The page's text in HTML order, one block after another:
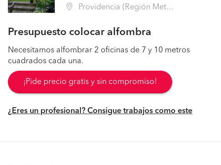
Providencia (Región Metropolitana - Santiago)
Presupuesto colocar alfombra
Necesitamos alfombrar 2 oficinas de 7 y 10 metros
cuadrados cada una.
¡Pide precio gratis y sin compromiso!
¿Eres un profesional? Consigue trabajos como este